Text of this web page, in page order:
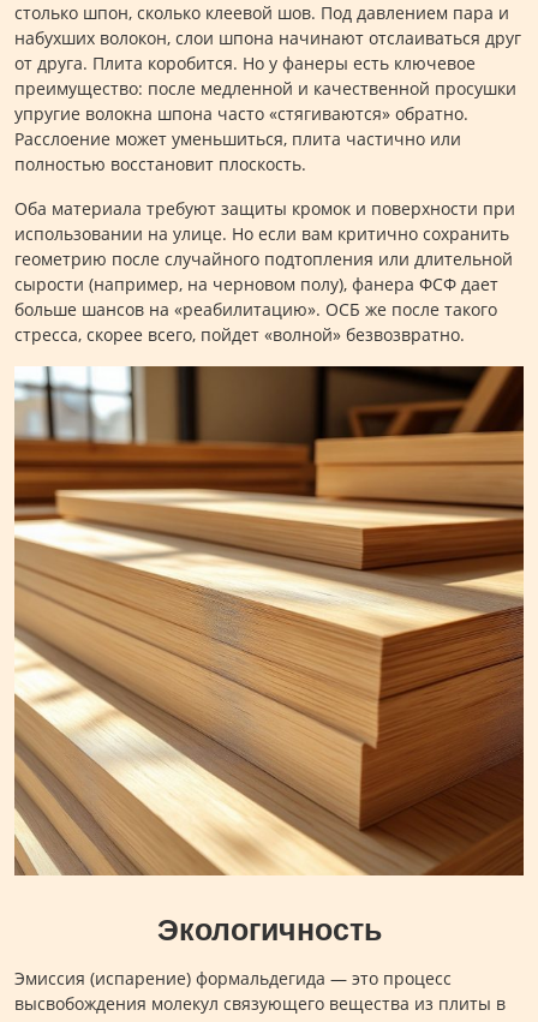
столько шпон, сколько клеевой шов. Под давлением пара и
набухших волокон, слои шпона начинают отслаиваться друг
от друга. Плита коробится. Но у фанеры есть ключевое
преимущество: после медленной и качественной просушки
упругие волокна шпона часто «стягиваются» обратно.
Расслоение может уменьшиться, плита частично или
полностью восстановит плоскость.
Оба материала требуют защиты кромок и поверхности при
использовании на улице. Но если вам критично сохранить
геометрию после случайного подтопления или длительной
сырости (например, на черновом полу), фанера ФСФ дает
больше шансов на «реабилитацию». ОСБ же после такого
стресса, скорее всего, пойдет «волной» безвозвратно.
Экологичность
Эмиссия (испарение) формальдегида — это процесс
высвобождения молекул связующего вещества из плиты в